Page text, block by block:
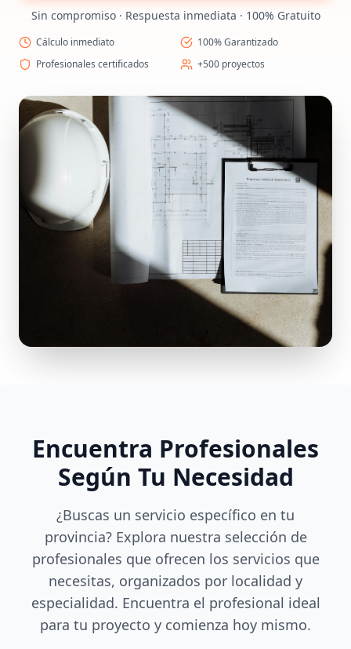
Sin compromiso · Respuesta inmediata · 100% Gratuito
Cálculo inmediato
100% Garantizado
Profesionales certificados
+500 proyectos
Encuentra Profesionales
Según Tu Necesidad
¿Buscas un servicio específico en tu
provincia? Explora nuestra selección de
profesionales que ofrecen los servicios que
necesitas, organizados por localidad y
especialidad. Encuentra el profesional ideal
para tu proyecto y comienza hoy mismo.